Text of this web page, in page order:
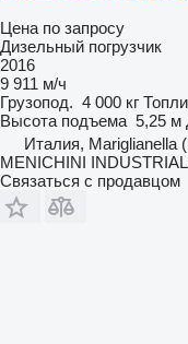
Цена по запросу
Дизельный погрузчик
2016
9 911 м/ч
Грузопод. 4 000 кг
Высота подъема 5,25 м
Италия, Mariglianella
MENICHINI
Связаться с продавцом